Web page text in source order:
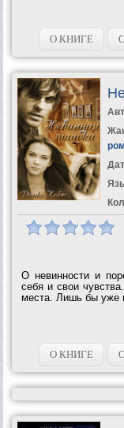
О КНИГЕ
О невинности и
себя и свои
места. Лишь бы уже
О КНИГЕ